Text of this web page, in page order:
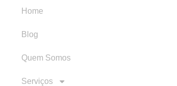
Home
Blog
Quem Somos
Serviços